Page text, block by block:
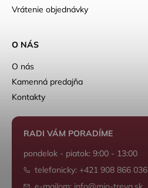
Vrátenie objednávky
O NÁS
O nás
Kamenná predajňa
Kontakty
RADI VÁM PORADÍME
pondelok - piatok: 9:00 - 13:00
telefonicky: +421 908 866 036